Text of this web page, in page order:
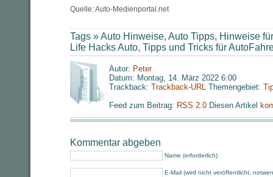
Quelle: Auto-Medienportal.net
Tags »Auto Hinweise, Auto Tipps, Hinweise
Life Hacks Auto, Tipps und Tricks für
Autor: Peter
Datum: Montag, 14. März 2022 6:00
Trackback: Trackback-URL Themengebiet:
Feed zum Beitrag: RSS 2.0 Diesen Artikel
Kommentar abgeben
Name (erforderlich)
E-Mail (wird nicht veröffentlicht,